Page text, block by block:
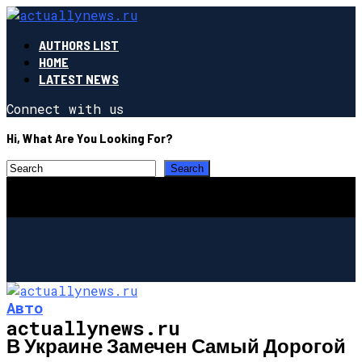
AUTHORS LIST
HOME
LATEST NEWS
Connect with us
Hi, What Are You Looking For?
actuallynews.ru
Авто
В Украине Замечен Самый Дорогой